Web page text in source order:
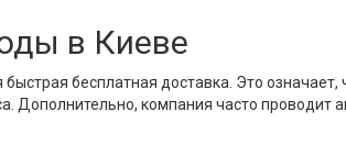
в Киеве
бесплатная доставка. Это
компания часто проводит